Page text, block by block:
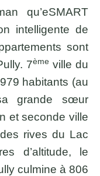
qu’eSMART
intelligente de
sont
7èmeville du
habitants (au
grande sœur
et seconde ville
rives du Lac
d’altitude, le
culmine à 806